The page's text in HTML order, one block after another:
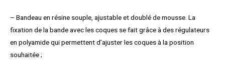
– Bandeau en résine souple, ajustable et doublé de mousse. La
fixation de la bande avec les coques se fait grâce à des régulateurs
en polyamide qui permettent d’ajuster les coques à la position
souhaitée ;